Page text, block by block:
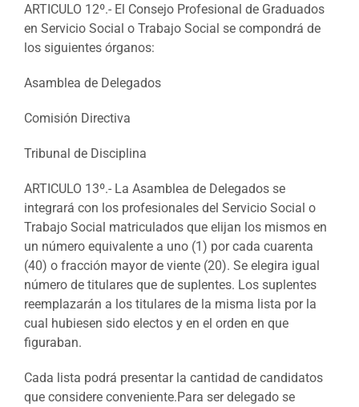
ARTICULO 12º.- El Consejo Profesional de Graduados
en Servicio Social o Trabajo Social se compondrá de
los siguientes órganos:
Asamblea de Delegados
Comisión Directiva
Tribunal de Disciplina
ARTICULO 13º.- La Asamblea de Delegados se
integrará con los profesionales del Servicio Social o
Trabajo Social matriculados que elijan los mismos en
un número equivalente a uno (1) por cada cuarenta
(40) o fracción mayor de viente (20). Se elegira igual
número de titulares que de suplentes. Los suplentes
reemplazarán a los titulares de la misma lista por la
cual hubiesen sido electos y en el orden en que
figuraban.
Cada lista podrá presentar la cantidad de candidatos
que considere conveniente.Para ser delegado se